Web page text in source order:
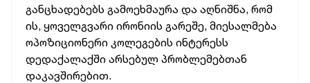
განცხადებებს გამოეხმაურა და აღნიშნა, რომ
ის, ყოველგვარი ირონიის გარეშე, მიესალმება
ოპოზიციონერი კოლეგების ინტერესს
დედაქალაქში არსებულ პრობლემებთან
დაკავშირებით.